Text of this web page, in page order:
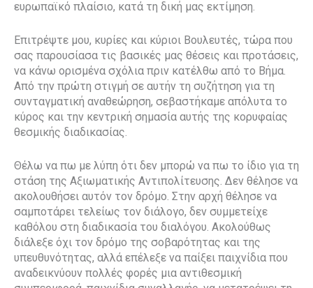
ευρωπαϊκό πλαίσιο, κατά τη δική μας εκτίμηση.
Επιτρέψτε μου, κυρίες και κύριοι Βουλευτές, τώρα που
σας παρουσίασα τις βασικές μας θέσεις και προτάσεις,
να κάνω ορισμένα σχόλια πριν κατέλθω από το Βήμα.
Από την πρώτη στιγμή σε αυτήν τη συζήτηση για τη
συνταγματική αναθεώρηση, σεβαστήκαμε απόλυτα το
κύρος και την κεντρική σημασία αυτής της κορυφαίας
θεσμικής διαδικασίας.
Θέλω να πω με λύπη ότι δεν μπορώ να πω το ίδιο για τη
στάση της Αξιωματικής Αντιπολίτευσης. Δεν θέλησε να
ακολουθήσει αυτόν τον δρόμο. Στην αρχή θέλησε να
σαμποτάρει τελείως τον διάλογο, δεν συμμετείχε
καθόλου στη διαδικασία του διαλόγου. Ακολούθως
διάλεξε όχι τον δρόμο της σοβαρότητας και της
υπευθυνότητας, αλλά επέλεξε να παίξει παιχνίδια που
αναδεικνύουν πολλές φορές μια αντιθεσμική